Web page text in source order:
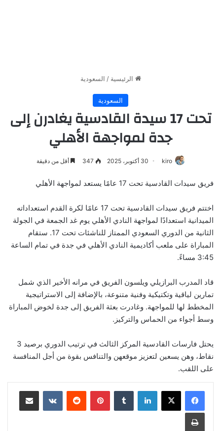
الرئيسية / السعودية
السعودية
تحت 17 سيدة القادسية يغادرن إلى
جدة لمواجهة الأهلي
kiro 30 أكتوبر، 2025 347 أقل من دقيقة
فريق سيدات القادسية تحت 17 عامًا يستعد لمواجهة الأهلي
اختتم فريق سيدات القادسية تحت 17 عامًا لكرة القدم استعداداته
الميدانية استعدادًا لمواجهة النادي الأهلي يوم غد الجمعة في الجولة
الثانية من الدوري السعودي الممتاز للناشئات تحت 17. ستقام
المباراة على ملعب أكاديمية النادي الأهلي في جدة في تمام الساعة
3:45 مساءً.
قاد المدرب البرازيلي ويلسون الفريق في مرانه الأخير الذي شمل
تمارين لياقية وتكتيكية وفنية متنوعة، بالإضافة إلى الاستراتيجية
المخطط لها للمواجهة. وغادرت بعثة الفريق إلى جدة لخوض المباراة
وسط أجواء من الحماس والتركيز.
يحتل فارسات القادسية المركز الثالث في ترتيب الدوري برصيد 3
نقاط، وهن يسعين لتعزيز موقعهن والتنافس بقوة من أجل المنافسة
على اللقب.
لينكدإن بينتيريست